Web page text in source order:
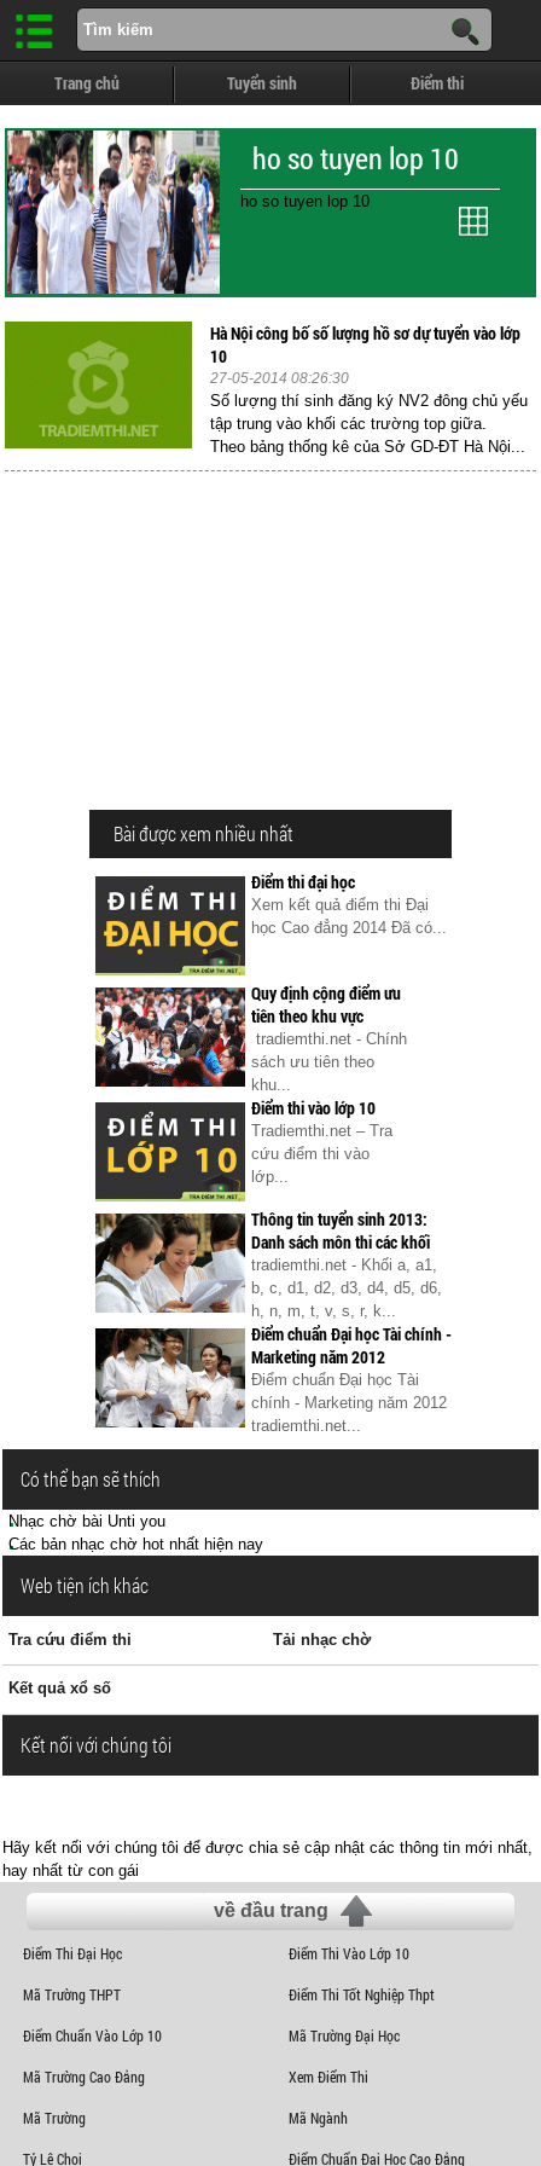
Trang chủ Tuyển sinh Điểm thi
ho so tuyen lop 10
ho so tuyen lop 10
Hà Nội công bố số lượng hồ sơ dự tuyển vào lớp
10
27-05-2014 08:26:30
Số lượng thí sinh đăng ký NV2 đông chủ yếu
tập trung vào khối các trường top giữa.
Theo bảng thống kê của Sở GD-ĐT Hà Nội...
Bài được xem nhiều nhất
Điểm thi đại học
Xem kết quả điểm thi Đại
học Cao đẳng 2014 Đã có...
Quy định cộng điểm ưu
tiên theo khu vực
tradiemthi.net - Chính
sách ưu tiên theo
khu...
Điểm thi vào lớp 10
Tradiemthi.net – Tra
cứu điểm thi vào
lớp...
Thông tin tuyển sinh 2013:
Danh sách môn thi các khối
tradiemthi.net - Khối a, a1,
b, c, d1, d2, d3, d4, d5, d6,
h, n, m, t, v, s, r, k...
Điểm chuẩn Đại học Tài chính -
Marketing năm 2012
Điểm chuẩn Đại học Tài
chính - Marketing năm 2012
tradiemthi.net...
Có thể bạn sẽ thích
Nhạc chờ bài Unti you
Các bản nhạc chờ hot nhất hiện nay
Web tiện ích khác
Tra cứu điểm thi Tải nhạc chờ
Kết quả xổ số
Kết nối với chúng tôi
Hãy kết nối với chúng tôi để được chia sẻ cập nhật các thông tin mới nhất,
hay nhất từ con gái
về đầu trang
Điểm Thi Đại Học Điểm Thi Vào Lớp 10
Mã Trường THPT Điểm Thi Tốt Nghiệp Thpt
Điểm Chuẩn Vào Lớp 10 Mã Trường Đại Học
Mã Trường Cao Đẳng Xem Điểm Thi
Mã Trường Mã Ngành
Tỷ Lệ Chọi Điểm Chuẩn Đại Học Cao Đẳng